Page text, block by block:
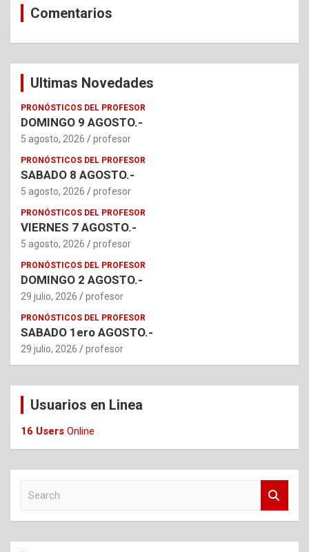
Comentarios
Ultimas Novedades
PRONÓSTICOS DEL PROFESOR
DOMINGO 9 AGOSTO.-
5 agosto, 2026 profesor
PRONÓSTICOS DEL PROFESOR
SABADO 8 AGOSTO.-
5 agosto, 2026 profesor
PRONÓSTICOS DEL PROFESOR
VIERNES 7 AGOSTO.-
5 agosto, 2026 profesor
PRONÓSTICOS DEL PROFESOR
DOMINGO 2 AGOSTO.-
29 julio, 2026 profesor
PRONÓSTICOS DEL PROFESOR
SABADO 1ero AGOSTO.-
29 julio, 2026 profesor
Usuarios en Linea
16 Users Online
c